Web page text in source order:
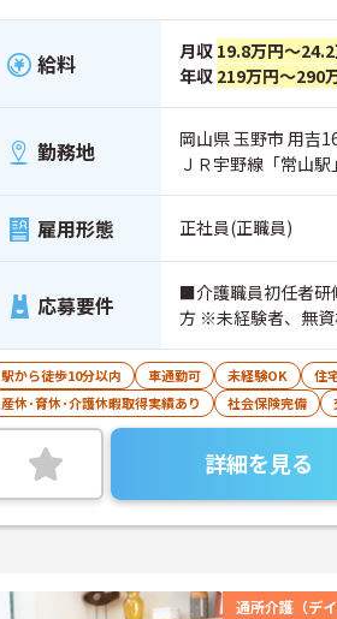
給料 月収 19.8万円～
年収 219万円～290
勤務地
岡山県 玉野市 用吉
ＪＲ宇野線「常山
雇用形態 正社員(正職員)
応募要件
■介護職員初任者研
方 ※未経験者、無
駅から徒歩10分以内 車通勤可 未経験OK 住
産休･育休･介護休暇取得実績あり
社会保険完備
詳細を見る
通所介護（デイ